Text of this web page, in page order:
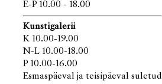
E-P 10.00 - 18.00
Kunstigalerii
K 10.00-19.00
N-L 10.00-18.00
P 10.00-16.00
Esmaspäeval ja teisipäeval suletud